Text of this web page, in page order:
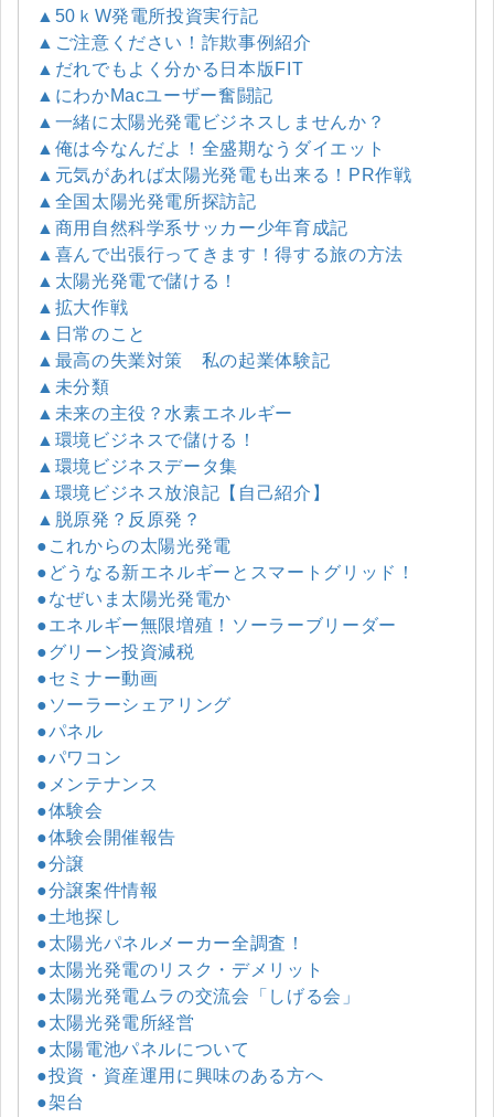
▲50ｋW発電所投資実行記
▲ご注意ください！詐欺事例紹介
▲だれでもよく分かる日本版FIT
▲にわかMacユーザー奮闘記
▲一緒に太陽光発電ビジネスしませんか？
▲俺は今なんだよ！全盛期なうダイエット
▲元気があれば太陽光発電も出来る！PR作戦
▲全国太陽光発電所探訪記
▲商用自然科学系サッカー少年育成記
▲喜んで出張行ってきます！得する旅の方法
▲太陽光発電で儲ける！
▲拡大作戦
▲日常のこと
▲最高の失業対策 私の起業体験記
▲未分類
▲未来の主役？水素エネルギー
▲環境ビジネスで儲ける！
▲環境ビジネスデータ集
▲環境ビジネス放浪記【自己紹介】
▲脱原発？反原発？
●これからの太陽光発電
●どうなる新エネルギーとスマートグリッド！
●なぜいま太陽光発電か
●エネルギー無限増殖！ソーラーブリーダー
●グリーン投資減税
●セミナー動画
●ソーラーシェアリング
●パネル
●パワコン
●メンテナンス
●体験会
●体験会開催報告
●分譲
●分譲案件情報
●土地探し
●太陽光パネルメーカー全調査！
●太陽光発電のリスク・デメリット
●太陽光発電ムラの交流会「しげる会」
●太陽光発電所経営
●太陽電池パネルについて
●投資・資産運用に興味のある方へ
●架台